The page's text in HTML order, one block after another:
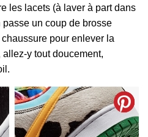
les lacets (à laver à part dans
passe un coup de brosse
pour enlever la
y tout doucement,